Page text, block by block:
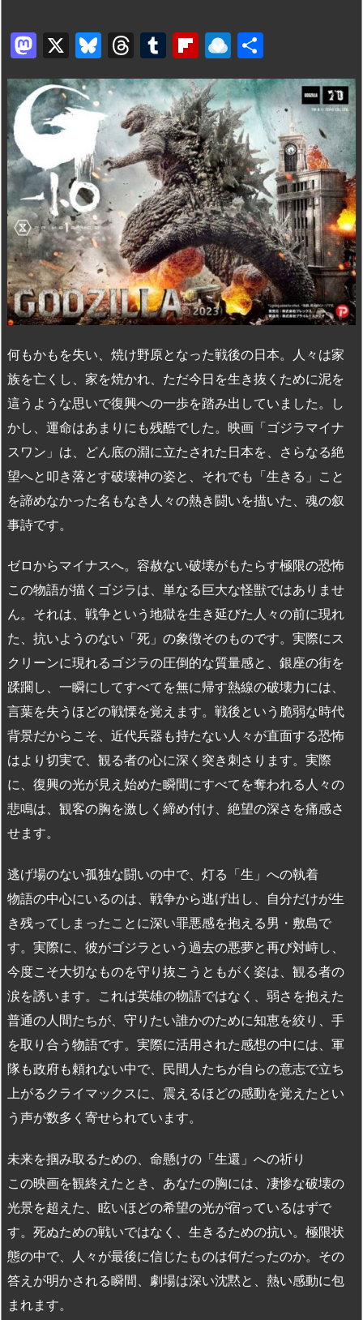
M
a
st
o
o
n
X
Bl
u
e
s
k
y
T
hr
e
a
d
s
T
u
m
bl
r
Fl
ip
b
o
ar
d
R
ai
n
dr
o
p.
io
有
何もかもを失い、焼け野原となった戦後の日本。人々は家
族を亡くし、家を焼かれ、ただ今日を生き抜くために泥を
這うような思いで復興への一歩を踏み出していました。し
かし、運命はあまりにも残酷でした。映画「ゴジラマイナ
スワン」は、どん底の淵に立たされた日本を、さらなる絶
望へと叩き落とす破壊神の姿と、それでも「生きる」こと
を諦めなかった名もなき人々の熱き闘いを描いた、魂の叙
事詩です。
ゼロからマイナスへ。容赦ない破壊がもたらす極限の恐怖
この物語が描くゴジラは、単なる巨大な怪獣ではありませ
ん。それは、戦争という地獄を生き延びた人々の前に現れ
た、抗いようのない「死」の象徴そのものです。実際にス
クリーンに現れるゴジラの圧倒的な質量感と、銀座の街を
蹂躙し、一瞬にしてすべてを無に帰す熱線の破壊力には、
言葉を失うほどの戦慄を覚えます。戦後という脆弱な時代
背景だからこそ、近代兵器も持たない人々が直面する恐怖
はより切実で、観る者の心に深く突き刺さります。実際
に、復興の光が見え始めた瞬間にすべてを奪われる人々の
悲鳴は、観客の胸を激しく締め付け、絶望の深さを痛感さ
せます。
逃げ場のない孤独な闘いの中で、灯る「生」への執着
物語の中心にいるのは、戦争から逃げ出し、自分だけが生
き残ってしまったことに深い罪悪感を抱える男・敷島で
す。実際に、彼がゴジラという過去の悪夢と再び対峙し、
今度こそ大切なものを守り抜こうともがく姿は、観る者の
涙を誘います。これは英雄の物語ではなく、弱さを抱えた
普通の人間たちが、守りたい誰かのために知恵を絞り、手
を取り合う物語です。実際に活用された感想の中には、軍
隊も政府も頼れない中で、民間人たちが自らの意志で立ち
上がるクライマックスに、震えるほどの感動を覚えたとい
う声が数多く寄せられています。
未来を掴み取るための、命懸けの「生還」への祈り
この映画を観終えたとき、あなたの胸には、凄惨な破壊の
光景を超えた、眩いほどの希望の光が宿っているはずで
す。死ぬための戦いではなく、生きるための抗い。極限状
態の中で、人々が最後に信じたものは何だったのか。その
答えが明かされる瞬間、劇場は深い沈黙と、熱い感動に包
まれます。